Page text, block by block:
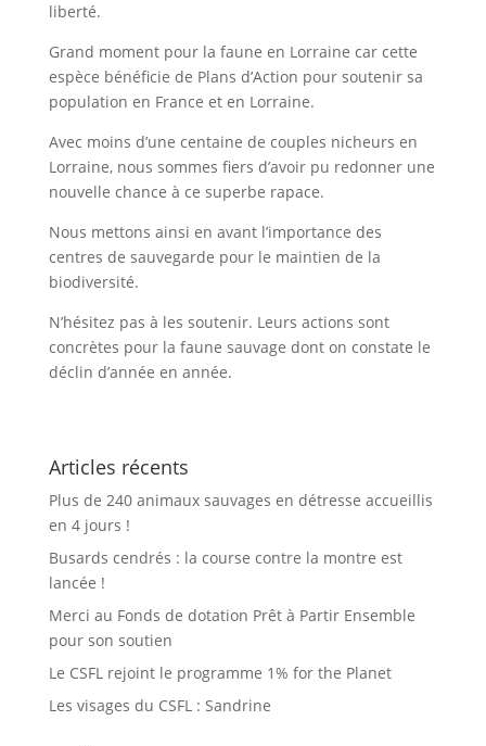
liberté.
Grand moment pour la faune en Lorraine car cette
espèce bénéficie de Plans d’Action pour soutenir sa
population en France et en Lorraine.
Avec moins d’une centaine de couples nicheurs en
Lorraine, nous sommes fiers d’avoir pu redonner une
nouvelle chance à ce superbe rapace.
Nous mettons ainsi en avant l’importance des
centres de sauvegarde pour le maintien de la
biodiversité.
N’hésitez pas à les soutenir. Leurs actions sont
concrètes pour la faune sauvage dont on constate le
déclin d’année en année.
Articles récents
Plus de 240 animaux sauvages en détresse accueillis
en 4 jours !
Busards cendrés : la course contre la montre est
lancée !
Merci au Fonds de dotation Prêt à Partir Ensemble
pour son soutien
Le CSFL rejoint le programme 1% for the Planet
Les visages du CSFL : Sandrine